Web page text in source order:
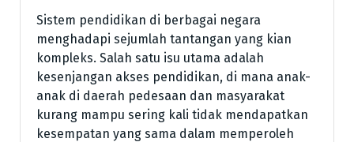
Sistem pendidikan di berbagai negara
menghadapi sejumlah tantangan yang kian
kompleks. Salah satu isu utama adalah
kesenjangan akses pendidikan, di mana anak-
anak di daerah pedesaan dan masyarakat
kurang mampu sering kali tidak mendapatkan
kesempatan yang sama dalam memperoleh